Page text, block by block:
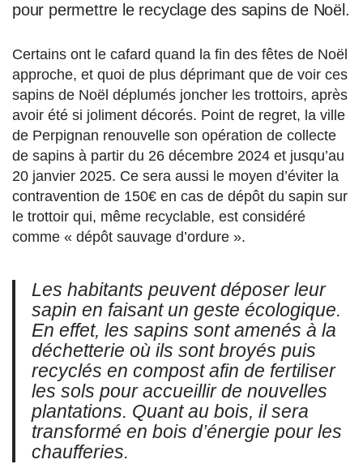
pour permettre le recyclage des sapins de Noël.
Certains ont le cafard quand la fin des fêtes de Noël
approche, et quoi de plus déprimant que de voir ces
sapins de Noël déplumés joncher les trottoirs, après
avoir été si joliment décorés. Point de regret, la ville
de Perpignan renouvelle son opération de collecte
de sapins à partir du 26 décembre 2024 et jusqu’au
20 janvier 2025. Ce sera aussi le moyen d’éviter la
contravention de 150€ en cas de dépôt du sapin sur
le trottoir qui, même recyclable, est considéré
comme « dépôt sauvage d’ordure ».
Les habitants peuvent déposer leur
sapin en faisant un geste écologique.
En effet, les sapins sont amenés à la
déchetterie où ils sont broyés puis
recyclés en compost afin de fertiliser
les sols pour accueillir de nouvelles
plantations. Quant au bois, il sera
transformé en bois d’énergie pour les
chaufferies.